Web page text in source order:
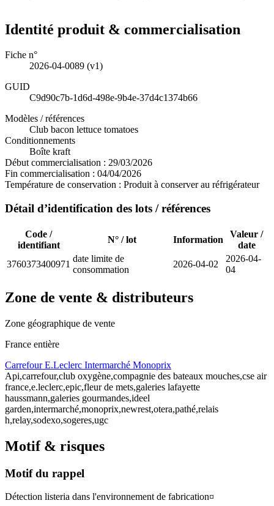
Identité produit & commercialisation
Fiche n°
2026-04-0089 (v1)
GUID
C9d90c7b-1d6d-498e-9b4e-37d4c1374b66
Modèles / références
Club bacon lettuce tomatoes
Conditionnements
Boîte kraft
Début commercialisation : 29/03/2026
Fin commercialisation : 04/04/2026
Température de conservation : Produit à conserver au réfrigérateur
Détail d’identification des lots / références
Code /
identifiant
N° / lot Information
Valeur /
date
3760373400971
date limite de
consommation
2026-04-02
2026-04-
04
Zone de vente & distributeurs
Zone géographique de vente
France entière
CarrefourE.Leclerc Intermarché Monoprix
Api,carrefour,club oxygène,compagnie des bateaux mouches,cse air
france,e.leclerc,epic,fleur de mets,galeries lafayette
haussmann,galeries gourmandes,ideel
garden,intermarché,monoprix,newrest,otera,pathé,relais
h,relay,sodexo,sogeres,ugc
Motif & risques
Motif du rappel
Détection listeria dans l'environnement de fabrication¤